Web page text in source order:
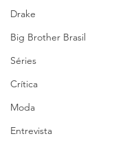
Drake
Big Brother Brasil
Séries
Crítica
Moda
Entrevista